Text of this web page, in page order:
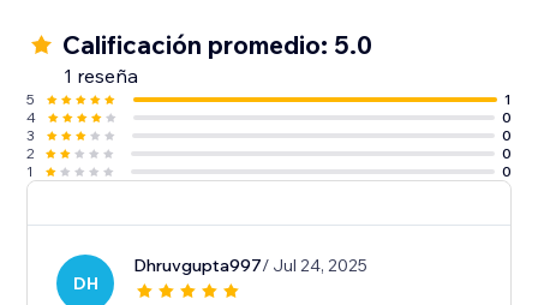
Calificación promedio: 5.0
1 reseña
5
1
4
0
3
0
2
0
1
0
DH
Dhruvgupta997/ Jul 24, 2025